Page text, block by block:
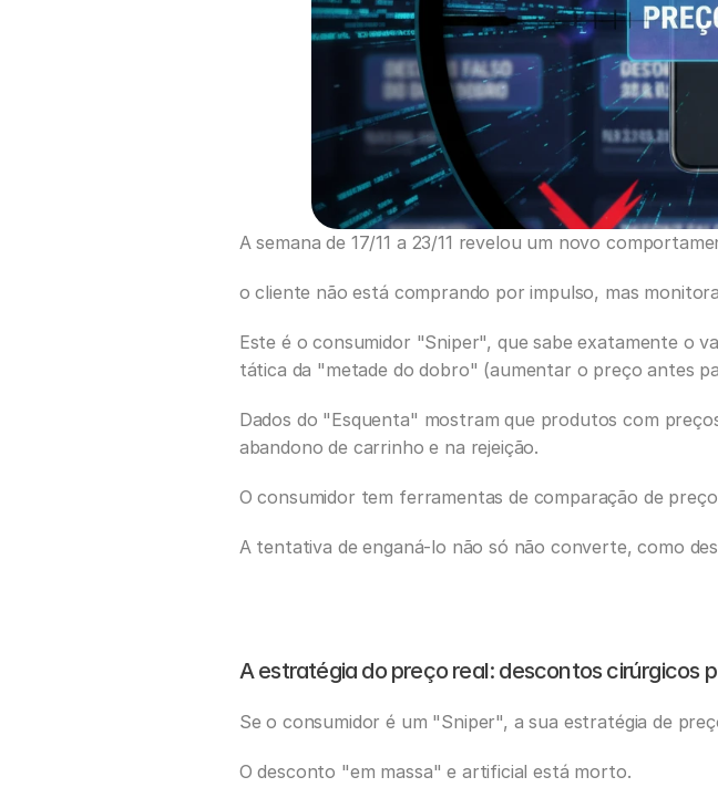
A semana de 17/11 a 23/11 revelou um novo
o cliente não está comprando por impulso, mas
Este é o consumidor "Sniper", que sabe exatamente o
tática da "metade do dobro" (aumentar o preço antes
Dados do "Esquenta" mostram que produtos com
abandono de carrinho e na rejeição.
O consumidor tem ferramentas de comparação de
A tentativa de enganá-lo não só não converte, como
A estratégia do preço real: descontos cirúrgicos
Se o consumidor é um "Sniper", a sua estratégia de
O desconto "em massa" e artificial está morto.